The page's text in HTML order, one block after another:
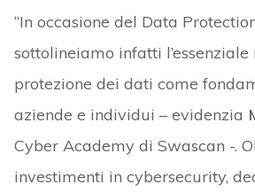
“In occasione del Data
sottolineiamo infatti
protezione dei dati come
aziende e individui – evidenzia
Cyber Academy di Swascan -.
investimenti in cybersecurity,